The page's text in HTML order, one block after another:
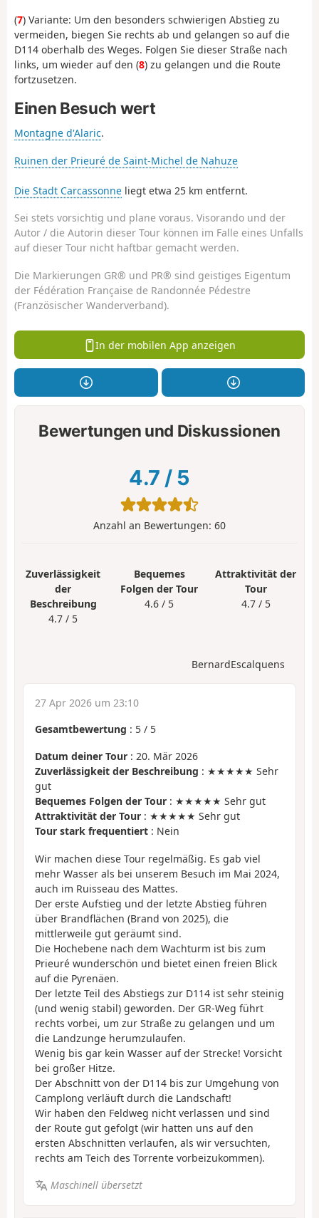
(7) Variante: Um den besonders schwierigen Abstieg zu
vermeiden, biegen Sie rechts ab und gelangen so auf die
D114 oberhalb des Weges. Folgen Sie dieser Straße nach
links, um wieder auf den (8) zu gelangen und die Route
fortzusetzen.
Einen Besuch wert
Montagne d'Alaric.
Ruinen der Prieuré de Saint-Michel de Nahuze
Die Stadt Carcassonne liegt etwa 25 km entfernt.
Sei stets vorsichtig und plane voraus. Visorando und der
Autor / die Autorin dieser Tour können im Falle eines Unfalls
auf dieser Tour nicht haftbar gemacht werden.
Die Markierungen GR® und PR® sind geistiges Eigentum
der Fédération Française de Randonnée Pédestre
(Französischer Wanderverband).
In der mobilen App anzeigen
Bewertungen und Diskussionen
4.7 / 5
Anzahl an Bewertungen: 60
Zuverlässigkeit
der
Beschreibung
4.7 / 5
Bequemes
Folgen der Tour
4.6 / 5
Attraktivität der
Tour
4.7 / 5
BernardEscalquens
27 Apr 2026 um 23:10
Gesamtbewertung : 5 / 5
Datum deiner Tour : 20. Mär 2026
Zuverlässigkeit der Beschreibung : ★★★★★ Sehr
gut
Bequemes Folgen der Tour : ★★★★★ Sehr gut
Attraktivität der Tour : ★★★★★ Sehr gut
Tour stark frequentiert : Nein
Wir machen diese Tour regelmäßig. Es gab viel
mehr Wasser als bei unserem Besuch im Mai 2024,
auch im Ruisseau des Mattes.
Der erste Aufstieg und der letzte Abstieg führen
über Brandflächen (Brand von 2025), die
mittlerweile gut geräumt sind.
Die Hochebene nach dem Wachturm ist bis zum
Prieuré wunderschön und bietet einen freien Blick
auf die Pyrenäen.
Der letzte Teil des Abstiegs zur D114 ist sehr steinig
(und wenig stabil) geworden. Der GR-Weg führt
rechts vorbei, um zur Straße zu gelangen und um
die Landzunge herumzulaufen.
Wenig bis gar kein Wasser auf der Strecke! Vorsicht
bei großer Hitze.
Der Abschnitt von der D114 bis zur Umgehung von
Camplong verläuft durch die Landschaft!
Wir haben den Feldweg nicht verlassen und sind
der Route gut gefolgt (wir hatten uns auf den
ersten Abschnitten verlaufen, als wir versuchten,
rechts am Teich des Torrente vorbeizukommen).
Maschinell übersetzt